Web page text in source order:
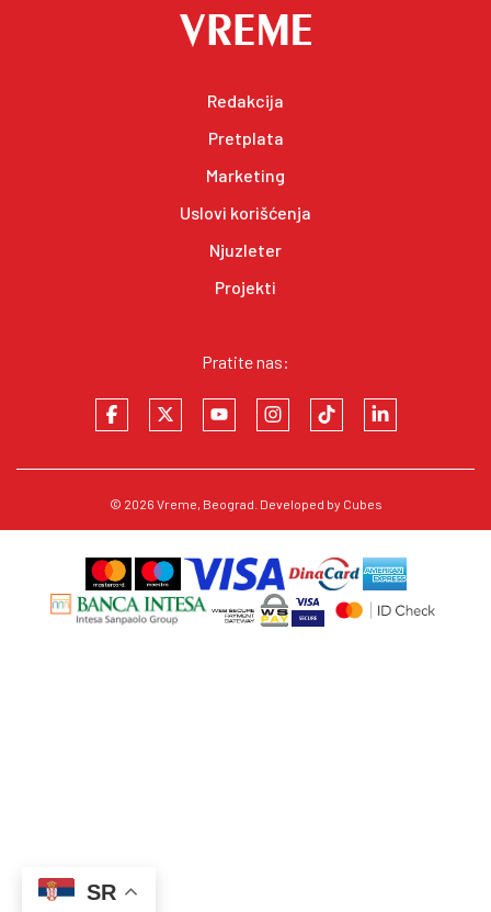
Redakcija
Pretplata
Marketing
Uslovi korišćenja
Njuzleter
Projekti
Pratite nas:
© 2026 Vreme , Beograd. Developed by Cubes
SR